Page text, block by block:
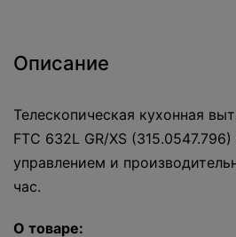
Описание
Телескопическая кухонная
FTC 632L GR/XS
управлением и
час.
О товаре: